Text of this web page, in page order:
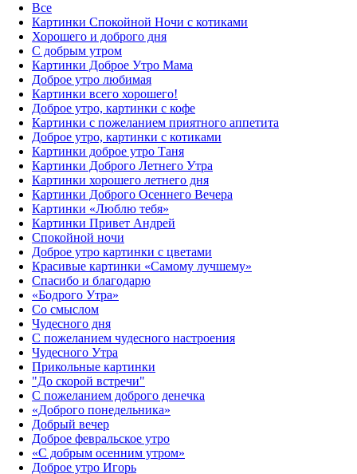
Все
Картинки Спокойной Ночи с котиками
Хорошего и доброго дня
С добрым утром
Картинки Доброе Утро Мама
Доброе утро любимая
Картинки всего хорошего!
Доброе утро, картинки с кофе
Картинки с пожеланием приятного аппетита
Доброе утро, картинки с котиками
Картинки доброе утро Таня
Картинки Доброго Летнего Утра
Картинки хорошего летнего дня
Картинки Доброго Осеннего Вечера
Картинки «Люблю тебя»
Картинки Привет Андрей
Спокойной ночи
Доброе утро картинки с цветами
Красивые картинки «Самому лучшему»
Спасибо и благодарю
«‎Бодрого Утра»‎
Со смыслом
Чудесного дня
С пожеланием чудесного настроения
Чудесного Утра
Прикольные картинки
"До скорой встречи"
С пожеланием доброго денечка
«Доброго понедельника»‎
Добрый вечер
Доброе февральское утро
«С добрым осенним утром»‎
Доброе утро Игорь